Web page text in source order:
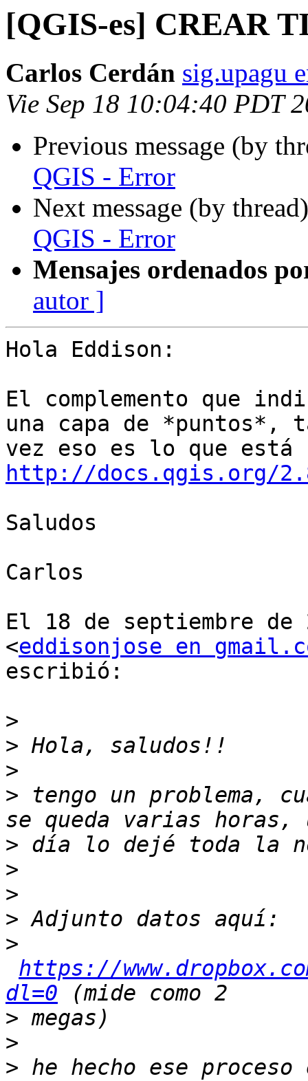
[QGIS-es] CREAR
Carlos Cerdán sig.upagu
Vie Sep 18 10:04:40 PDT
Previous message (by
QGIS - Error
Next message (by
QGIS - Error
Mensajes ordenados
autor ]
Hola Eddison:
El complemento que
una capa de *puntos*,
http://docs.qgis.org/
Saludos
Carlos
El 18 de septiembre de
<eddisonjose en
escribió:
>
>
>
> tengo un problema,
>
>
>
>
>
https://
dl=0
>
>
> he hecho ese